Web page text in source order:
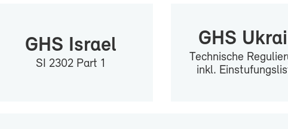
GHS Is­ra­el
SI 2302 Part 1
GHS
Tech­ni­sche
inkl.